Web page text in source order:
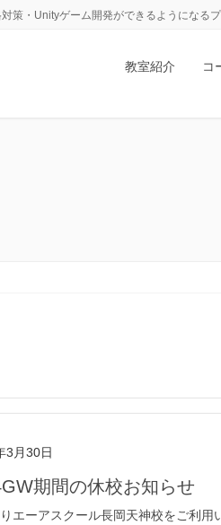
策・Unityゲーム開発ができるようになる
教室紹介 コ
3月30日
期間の休校お知らせ
エーアスクール長岡天神校をご利